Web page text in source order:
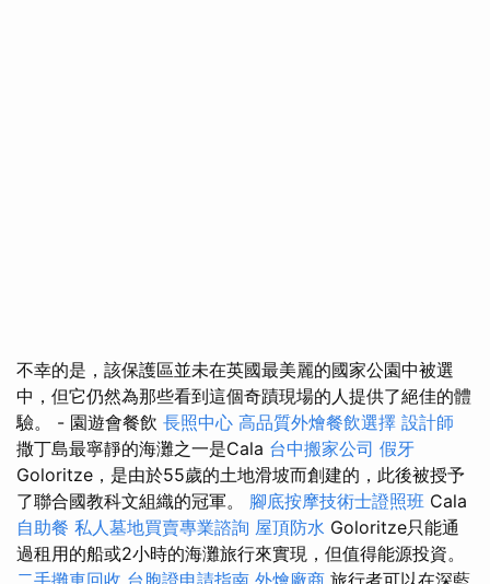
不幸的是，該保護區並未在英國最美麗的國家公園中被選
中，但它仍然為那些看到這個奇蹟現場的人提供了絕佳的體
驗。 - 園遊會餐飲 長照中心 高品質外燴餐飲選擇 設計師
撒丁島最寧靜的海灘之一是Cala 台中搬家公司 假牙
Goloritze，是由於55歲的土地滑坡而創建的，此後被授予
了聯合國教科文組織的冠軍。 腳底按摩技術士證照班 Cala
自助餐 私人墓地買賣專業諮詢 屋頂防水 Goloritze只能通
過租用的船或2小時的海灘旅行來實現，但值得能源投資。
二手攤車回收 台胞證申請指南 外燴廠商 旅行者可以在深藍